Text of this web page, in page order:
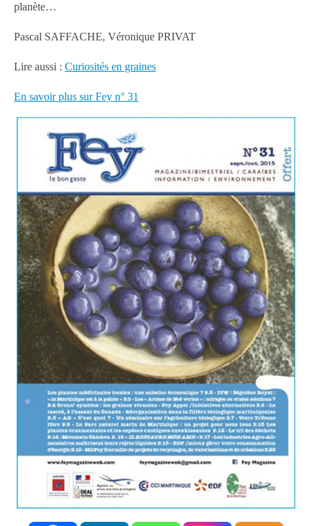
planète…
Pascal SAFFACHE, Véronique PRIVAT
Lire aussi : Curiosités en graines
En savoir plus sur Fey n° 31